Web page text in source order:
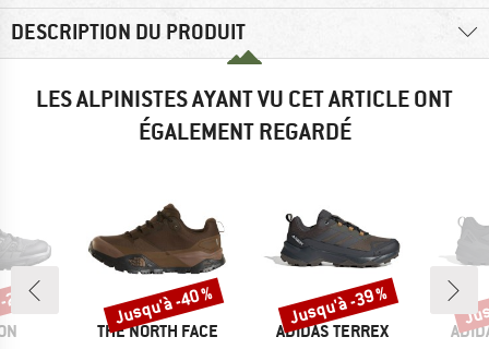
DESCRIPTION DU PRODUIT
LES ALPINISTES AYANT VU CET ARTICLE ONT
ÉGALEMENT REGARDÉ
%
MARQUE
THE NORTH FACE
Remise
Jusqu'à -40 %
MARQUE
ADIDAS TERREX
Remise
Jusqu'à -39 %